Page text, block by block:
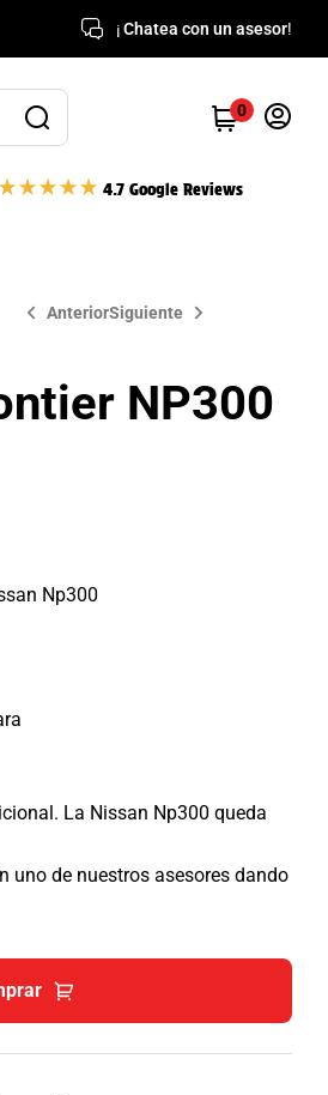
¡Chatea con un asesor!
0
4.7 Google Reviews
Anterior
$ 260,000
Siguiente
$ 780,000 NP300
Np300
La Nissan Np300 queda
uno de nuestros asesores dando